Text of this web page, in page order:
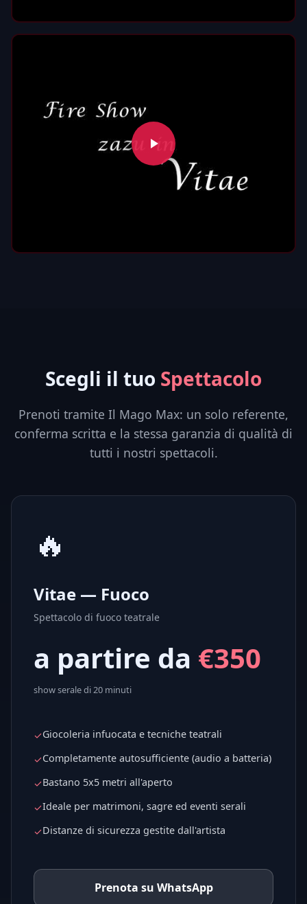
Scegli il tuo Spettacolo
Prenoti tramite Il Mago Max: un solo referente,
conferma scritta e la stessa garanzia di qualità di
tutti i nostri spettacoli.
🔥
Vitae — Fuoco
Spettacolo di fuoco teatrale
a partire da €350
show serale di 20 minuti
✓Giocoleria infuocata e tecniche teatrali
✓Completamente autosufficiente (audio a batteria)
✓Bastano 5x5 metri all'aperto
✓Ideale per matrimoni, sagre ed eventi serali
✓Distanze di sicurezza gestite dall'artista
Prenota su WhatsApp